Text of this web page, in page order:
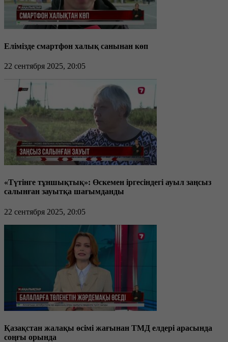
Елімізде смартфон халық санынан көп
22 сентября 2025, 20:05
«Түтінге тұншықтық»: Өскемен іргесіндегі ауыл заңсыз
салынған зауытқа шағымданды
22 сентября 2025, 20:05
Қазақстан жалақы өсімі жағынан ТМД елдері арасында
соңғы орында